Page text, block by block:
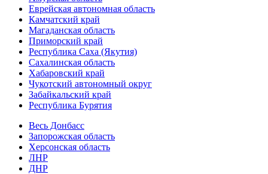
Еврейская автономная область
Камчатский край
Магаданская область
Приморский край
Республика Саха (Якутия)
Сахалинская область
Хабаровский край
Чукотский автономный округ
Забайкальский край
Республика Бурятия
Весь Донбасс
Запорожская область
Херсонская область
ЛНР
ДНР